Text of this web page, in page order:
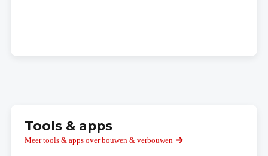
Tools & apps
Meer tools & apps over bouwen & verbouwen